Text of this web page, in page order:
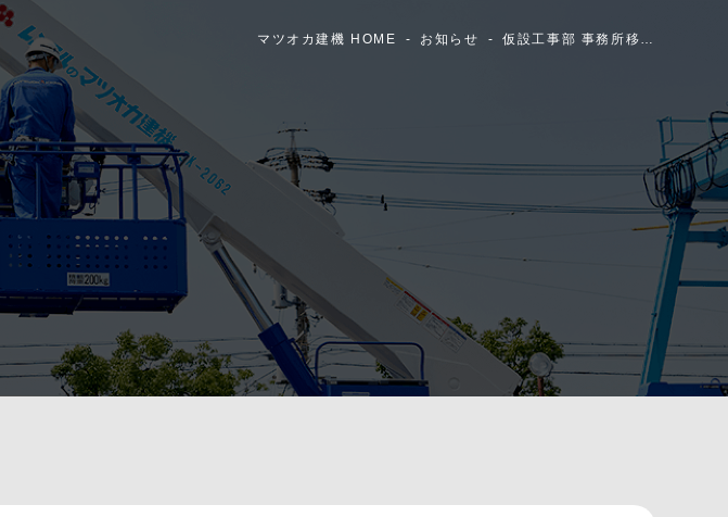
マツオカ建機 HOME お知らせ 仮設工事部 事務所移…